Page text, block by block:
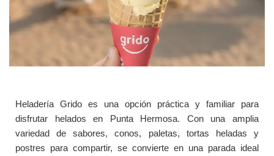
Heladería Grido es una opción práctica y familiar para
disfrutar helados en Punta Hermosa. Con una amplia
variedad de sabores, conos, paletas, tortas heladas y
postres para compartir, se convierte en una parada ideal